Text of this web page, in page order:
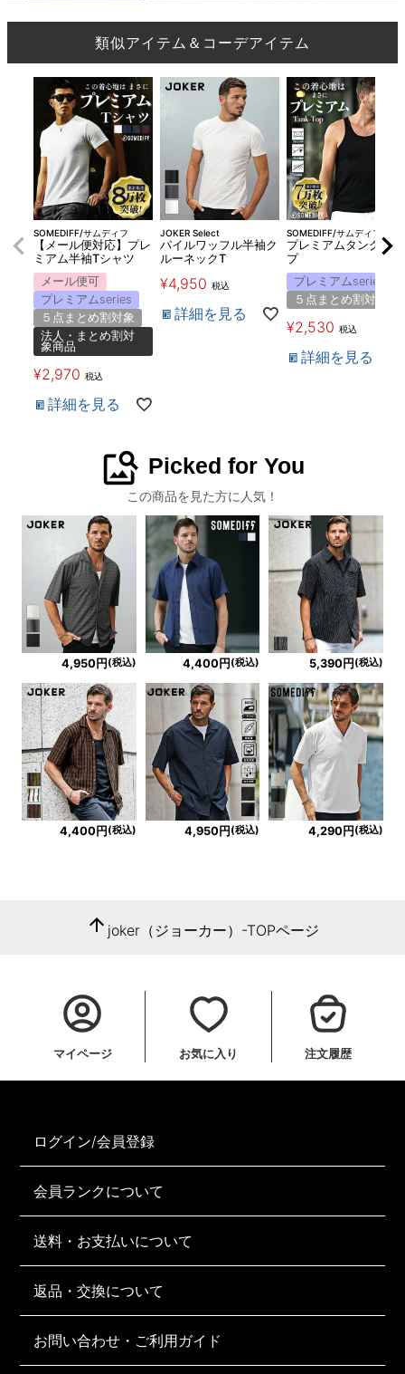
類似アイテム＆コーデアイテム
SOMEDIFF/サムディフ
【メール便対応】プレ
ミアム半袖Tシャツ
メール便可
プレミアムseries
５点まとめ割対象
法人・まとめ割対
象商品
¥2,970 税込
詳細を見る
JOKER Select
パイルワッフル半袖ク
ルーネックT
¥4,950 税込
詳細を見る
SOMEDIFF/サムディフ
プレミアムタンクトッ
プ
プレミアムseries
５点まとめ割対象
¥2,530 税込
詳細を見る
image_search Picked for You
この商品を見た方に人気！
4,950円 (税込) 4,400円 (税込) 5,390円 (税込)
4,400円 (税込) 4,950円 (税込) 4,290円 (税込)
arrow_upward joker（ジョーカー）-TOPページ
マイページ お気に入り 注文履歴
ログイン/会員登録
会員ランクについて
送料・お支払いについて
返品・交換について
お問い合わせ・ご利用ガイド